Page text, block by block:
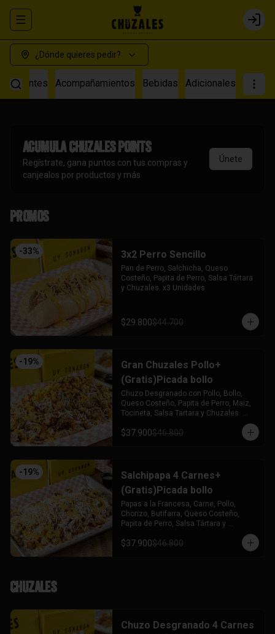
Abrir menu de navegación Login
¿Dónde quieres pedir?
Calientes Acompañamientos Bebidas Adicionales
AcumulaChuzales Points
Regístrate, gana puntos con tus compras y
canjealos por productos y más
Únete
Promos
-33% 3x2 Perro Sencillo
Pan de Perro, Salchicha, Queso
Costeño, Papita de Perro, Salsa Tártara
y Chuzales. x3 Unidades
$29.800$44.700
-19%
Gran Chuzales Pollo+
(Gratis)Picada bollo
Chuzo Desgranado con Pollo, Bollo,
Queso Costeño, Papita de Perro, Maiz,
Tocineta, Salsa Tartara y Chuzales.
Acompañado de una Picada de Bollo
(Gratis)
$37.900$46.800
-19%
Salchipapa 4 Carnes+
(Gratis)Picada bollo
Papas a la Francesa, Carne, Pollo,
Chorizo, Butifarra, Queso Costeño,
Papita de Perro, Salsa Tártara y
Chúzales. Acompañado de una Picada
de Bollo (Gratis)
$37.900$46.800
Chuzales
Chuzo Desgranado 4 Carnes